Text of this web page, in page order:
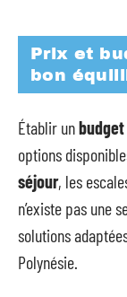
Prix et
bon
Établir un
options
séjour, les
n’existe pas une
solutions
Polynésie.